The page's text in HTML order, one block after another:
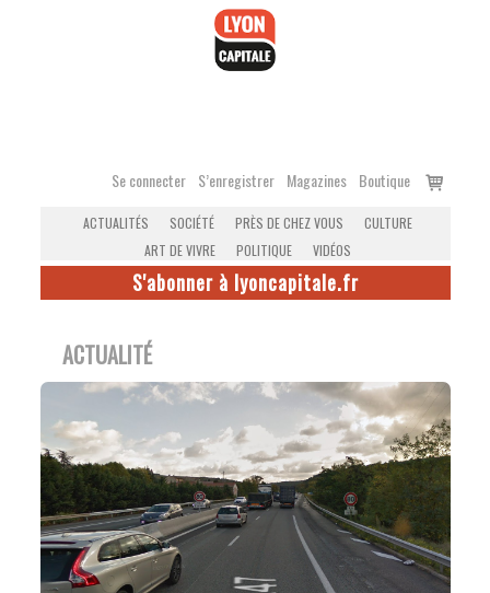
Se connecter S’enregistrer Magazines Boutique
Voir
ACTUALITÉS SOCIÉTÉ PRÈS DE CHEZ VOUS
CULTURE
ART DE VIVRE
POLITIQUE VIDÉOS
S'abonner à lyoncapitale.fr
ACTUALITÉ